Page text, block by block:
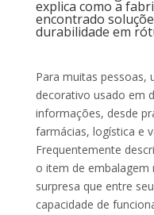
explica como a
encontrado
durabilidade em
Para muitas
decorativo usado em
informações, desde
farmácias, logística e
Frequentemente
o item de embalagem
surpresa que entre
capacidade de